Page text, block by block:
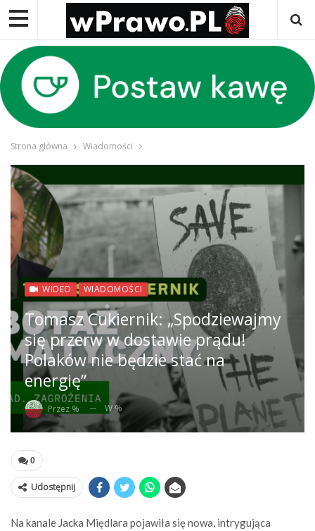
Strona główna Wiadomości
WIDEO WIADOMOŚCI
Tomasz Cukiernik: „Spodziewajmy
się przerw w dostawie prądu!
Polaków nie będzie stać na
energię”
Przez % W %
0
Udostępnij
Na kanale Jacka Międlara pojawiła się nowa, intrygująca